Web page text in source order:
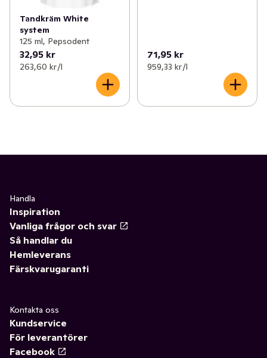
Tandkräm White
system
125 ml, Pepsodent
32,95 kr
263,60 kr /l
71,95 kr
959,33 kr /l
Handla
Inspiration
Vanliga frågor och svar
Så handlar du
Hemleverans
Färskvarugaranti
Kontakta oss
Kundservice
För leverantörer
Facebook